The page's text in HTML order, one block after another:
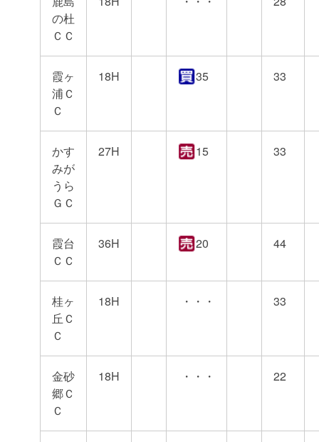
の杜
ＣＣ
霞ヶ
浦Ｃ
Ｃ
18H 35 33
かす
みが
うら
ＧＣ
27H 15 33
霞台
ＣＣ
36H 20 44
桂ヶ
丘Ｃ
Ｃ
18H ・・・ 33
金砂
郷Ｃ
Ｃ
18H ・・・ 22